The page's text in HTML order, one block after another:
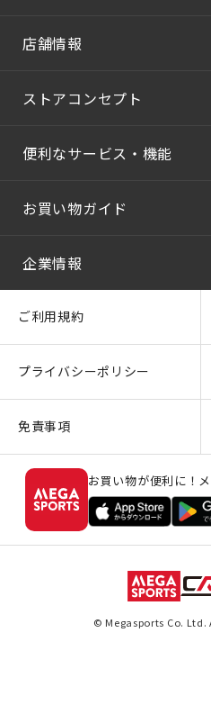
店舗情報
ストアコンセプト
便利なサービス・機能
お買い物ガイド
企業情報
ご利用規約
プライバシーポリシー
免責事項
お買い物が便利に！
© Megasports Co. Ltd.